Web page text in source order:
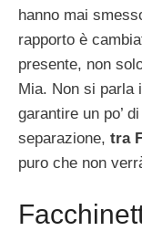
hanno mai
rapporto è
presente, non
Mia. Non si parla
garantire un po’
separazione, tra
puro che non